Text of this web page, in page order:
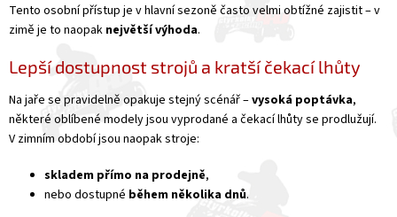
Tento osobní přístup je v hlavní sezoně často velmi obtížné zajistit – v
zimě je to naopak největší výhoda.
Lepší dostupnost strojů a kratší čekací lhůty
Na jaře se pravidelně opakuje stejný scénář –vysoká poptávka,
některé oblíbené modely jsou vyprodané a čekací lhůty se prodlužují.
V zimním období jsou naopak stroje:
skladem přímo na prodejně,
nebo dostupné během několika dnů.